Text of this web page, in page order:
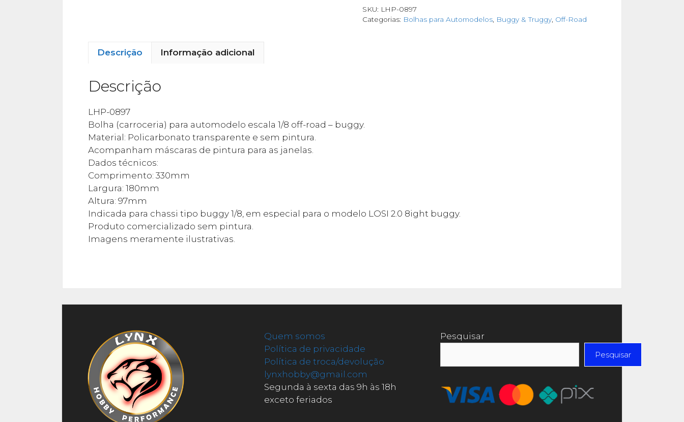
SKU: LHP-0897
Categorias: Bolhas para Automodelos, Buggy & Truggy, Off-Road
Descrição Informação adicional
Descrição
LHP-0897
Bolha (carroceria) para automodelo escala 1/8 off-road – buggy.
Material: Policarbonato transparente e sem pintura.
Acompanham máscaras de pintura para as janelas.
Dados técnicos:
Comprimento: 330mm
Largura: 180mm
Altura: 97mm
Indicada para chassi tipo buggy 1/8, em especial para o modelo LOSI 2.0 8ight buggy.
Produto comercializado sem pintura.
Imagens meramente ilustrativas.
Quem somos
Política de privacidade
Política de troca/devolução
lynxhobby@gmail.com
Segunda à sexta das 9h às 18h
exceto feriados
Pesquisar
Pesquisar